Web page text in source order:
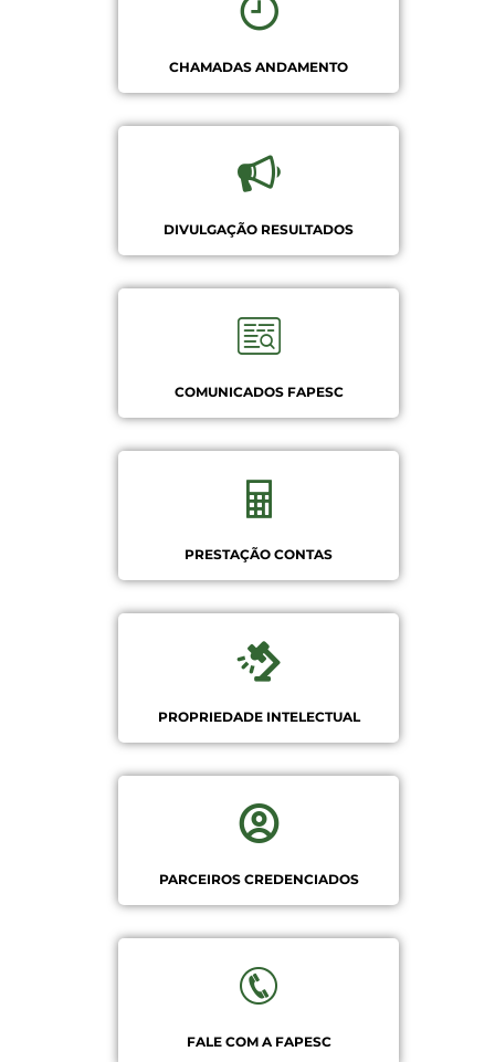
CHAMADAS ANDAMENTO
DIVULGAÇÃO RESULTADOS
COMUNICADOS FAPESC
PRESTAÇÃO CONTAS
PROPRIEDADE INTELECTUAL
PARCEIROS CREDENCIADOS
FALE COM A FAPESC